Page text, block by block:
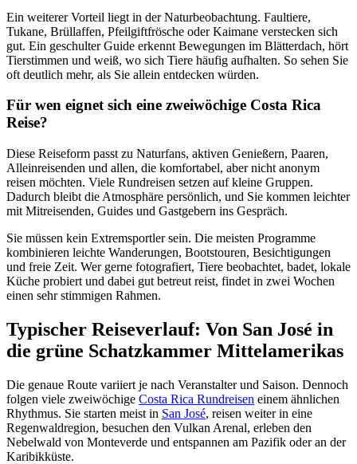
Ein weiterer Vorteil liegt in der Naturbeobachtung. Faultiere,
Tukane, Brüllaffen, Pfeilgiftfrösche oder Kaimane verstecken sich
gut. Ein geschulter Guide erkennt Bewegungen im Blätterdach, hört
Tierstimmen und weiß, wo sich Tiere häufig aufhalten. So sehen Sie
oft deutlich mehr, als Sie allein entdecken würden.
Für wen eignet sich eine zweiwöchige Costa Rica
Reise?
Diese Reiseform passt zu Naturfans, aktiven Genießern, Paaren,
Alleinreisenden und allen, die komfortabel, aber nicht anonym
reisen möchten. Viele Rundreisen setzen auf kleine Gruppen.
Dadurch bleibt die Atmosphäre persönlich, und Sie kommen leichter
mit Mitreisenden, Guides und Gastgebern ins Gespräch.
Sie müssen kein Extremsportler sein. Die meisten Programme
kombinieren leichte Wanderungen, Bootstouren, Besichtigungen
und freie Zeit. Wer gerne fotografiert, Tiere beobachtet, badet, lokale
Küche probiert und dabei gut betreut reist, findet in zwei Wochen
einen sehr stimmigen Rahmen.
Typischer Reiseverlauf: Von San José in
die grüne Schatzkammer Mittelamerikas
Die genaue Route variiert je nach Veranstalter und Saison. Dennoch
folgen viele zweiwöchige Costa Rica Rundreisen einem ähnlichen
Rhythmus. Sie starten meist in San José, reisen weiter in eine
Regenwaldregion, besuchen den Vulkan Arenal, erleben den
Nebelwald von Monteverde und entspannen am Pazifik oder an der
Karibikküste.